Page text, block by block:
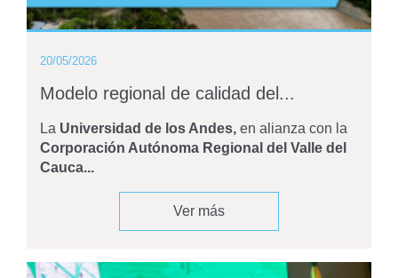
20/05/2026
Modelo regional de calidad del...
La Universidad de los Andes, en alianza con la
Corporación Autónoma Regional del Valle del
Cauca...
Ver más